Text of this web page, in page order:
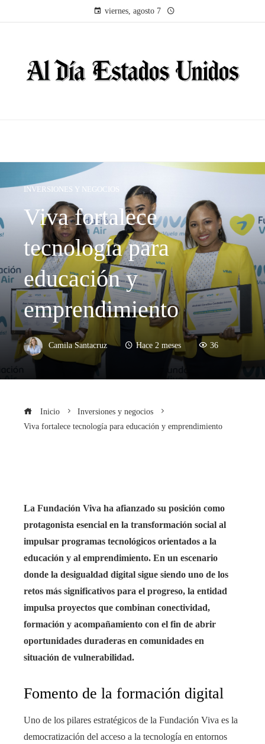
viernes, agosto 7
INVERSIONES Y NEGOCIOS
Viva fortalece
tecnología para
educación y
emprendimiento
Camila Santacruz Hace 2 meses 36
Inicio
Inversiones y negocios
Viva fortalece tecnología para educación y emprendimiento
La Fundación Viva ha afianzado su posición como
protagonista esencial en la transformación social al
impulsar programas tecnológicos orientados a la
educación y al emprendimiento. En un escenario
donde la desigualdad digital sigue siendo uno de los
retos más significativos para el progreso, la entidad
impulsa proyectos que combinan conectividad,
formación y acompañamiento con el fin de abrir
oportunidades duraderas en comunidades en
situación de vulnerabilidad.
Fomento de la formación digital
Uno de los pilares estratégicos de la Fundación Viva es la
democratización del acceso a la tecnología en entornos